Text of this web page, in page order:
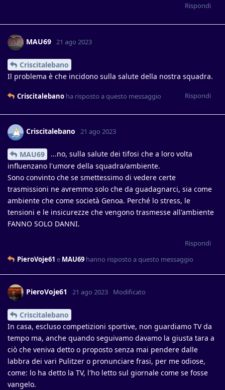
Rispondi
MAU69 21 ago 2023
Criscitalebano
Il problema è che incidono sulla salute della nostra squadra.
Rispondi
Criscitalebano ha risposto a questo messaggio
Criscitalebano 21 ago 2023
MAU69
...no, sulla salute dei tifosi che a loro volta
influenzano l'umore della squadra/ambiente.
Sono convinto che se smettessimo di vedere certe
trasmissioni ne avremmo solo che da guadagnarci, sia come
ambiente che come società Genoa. Perché lo stress, le
tensioni e le insicurezze che vengono trasmesse all'ambiente
FANNO SOLO DANNI.
Rispondi
PieroVoje61 e MAU69 hanno risposto a questo messaggio
PieroVoje61 21 ago 2023 Modificato
Criscitalebano
In casa, escluso competizioni sportive, non guardiamo TV da
tempo ma, anche quando seguivamo davamo la giusta tara a
ciò che veniva detto o proposto senza mai pendere dalle
labbra dei vari Pulitzer o pronunciare frasi, per me odiose,
come: lo ha detto la TV, l'ho letto sul giornale come se fosse
vangelo.